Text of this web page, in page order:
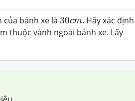
của bánh xe là30cm
30cm. Hãy xác định
thuộc vành ngoài bánh xe. Lấy